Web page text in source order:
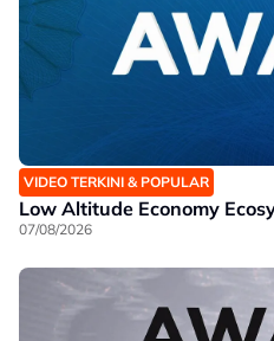
VIDEO TERKINI & POPULAR
Low Altitude Economy
07/08/2026